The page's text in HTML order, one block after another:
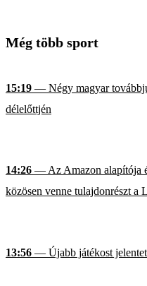
Még több sport
15:19 — Négy magyar
délelőttjén
14:26 — Az Amazon alapítója
közösen venne tulajdonrészt a
13:56 — Újabb játékost